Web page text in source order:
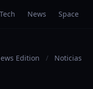
Tech News Space
Edition /
Noticias